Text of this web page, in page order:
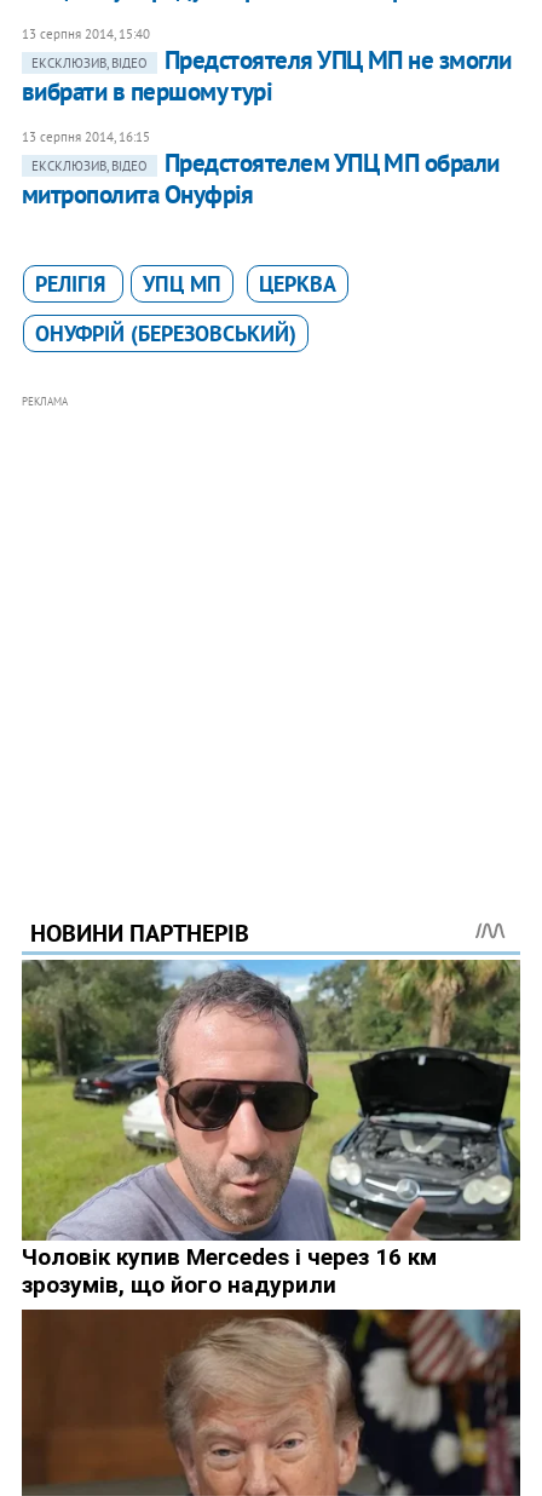
13 серпня 2014, 15:40
ЕКСКЛЮЗИВ, ВІДЕО
Предстоятеля УПЦ МП не змогли
вибрати в першому турі
13 серпня 2014, 16:15
ЕКСКЛЮЗИВ, ВІДЕО
Предстоятелем УПЦ МП обрали
митрополита Онуфрія
РЕЛІГІЯ УПЦ МП
ЦЕРКВА
ОНУФРІЙ (БЕРЕЗОВСЬКИЙ)
РЕКЛАМА